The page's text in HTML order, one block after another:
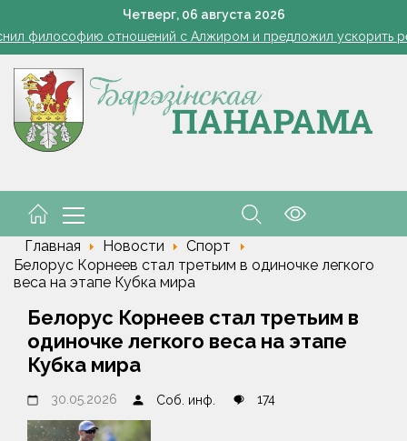
Четверг, 06 августа 2026
Ребенок провалился в канализационный колодец в
философию отношений с Алжиром и предложил ускорить
Семинар-совещание по охране труда профсоюза
Косить или не косить: когда обрезка ботвы картофеля
Ребенок провалился в канализационный колодец в
Главная Новости
Спорт
Белорус Корнеев стал третьим в одиночке легкого
веса на этапе Кубка мира
Белорус Корнеев стал третьим в
одиночке легкого веса на этапе
Кубка мира
30.05.2026 Соб. инф. 174